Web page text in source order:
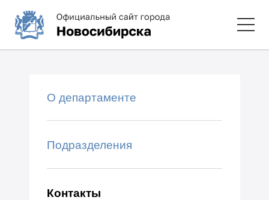
О департаменте
Подразделения
Контакты